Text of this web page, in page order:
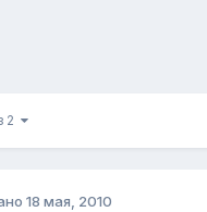
2
18 мая, 2010